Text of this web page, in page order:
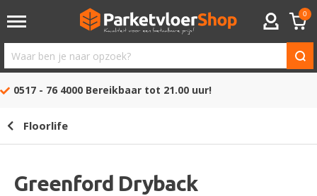
ACCOUNT
0
Waar
ben
opzoek?
0517 - 76 4000 Bereikbaar tot 21.00 uur!
Floorlife
Greenford Dryback